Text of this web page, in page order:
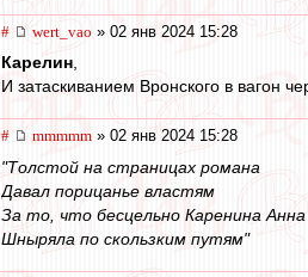
# wert_vao » 02 янв 2024 15:28
Карелин,
И затаскиванием Вронского в вагон
# mmmmm » 02 янв 2024 15:28
"Толстой на страницах романа
Давал порицанье властям
За то, что бесцельно Каренина Анна
Шныряла по скользким путям"